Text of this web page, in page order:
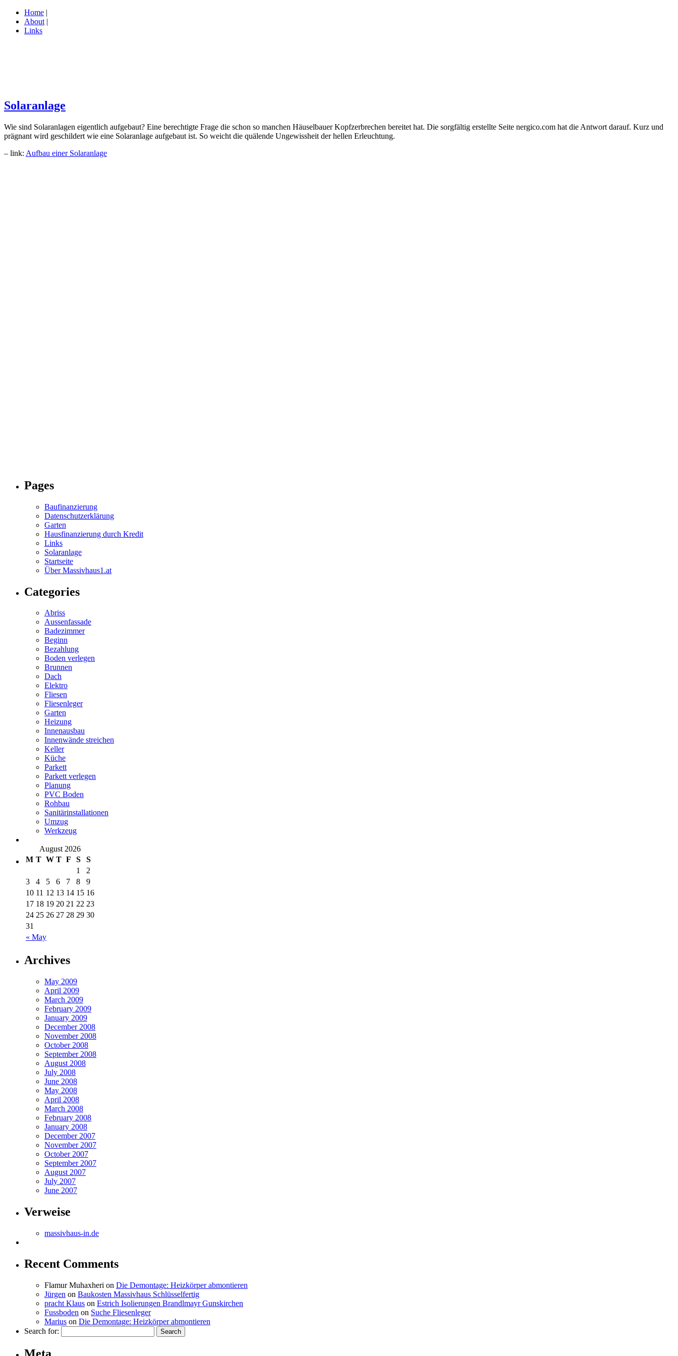
Home |
About |
Links
Solaranlage
Wie sind Solaranlagen eigentlich aufgebaut? Eine berechtigte Frage die schon so manchen Häuselbauer Kopfzerbrechen bereitet hat. Die sorgfältig erstellte Seite nergico.com hat die Antwort darauf. Kurz und
prägnant wird geschildert wie eine Solaranlage aufgebaut ist. So weicht die quälende Ungewissheit der hellen Erleuchtung.
– link: Aufbau einer Solaranlage
Pages
Baufinanzierung
Datenschutzerklärung
Garten
Hausfinanzierung durch Kredit
Links
Solaranlage
Startseite
Über Massivhaus1.at
Categories
Abriss
Aussenfassade
Badezimmer
Beginn
Bezahlung
Boden verlegen
Brunnen
Dach
Elektro
Fliesen
Fliesenleger
Garten
Heizung
Innenausbau
Innenwände streichen
Keller
Küche
Parkett
Parkett verlegen
Planung
PVC Boden
Rohbau
Sanitärinstallationen
Umzug
Werkzeug
August 2026
M T W T F S S
« May
1
2
3
4 5 6 7 8
9
10 11 12 13 14 15 16
17 18 19 20 21 22 23
24 25 26 27 28 29 30
31
Archives
May 2009
April 2009
March 2009
February 2009
January 2009
December 2008
November 2008
October 2008
September 2008
August 2008
July 2008
June 2008
May 2008
April 2008
March 2008
February 2008
January 2008
December 2007
November 2007
October 2007
September 2007
August 2007
July 2007
June 2007
Verweise
massivhaus-in.de
Recent Comments
Flamur Muhaxheri on Die Demontage: Heizkörper abmontieren
Jürgen on Baukosten Massivhaus Schlüsselfertig
pracht Klaus on Estrich Isolierungen Brandlmayr Gunskirchen
Fussboden on Suche Fliesenleger
Marius on Die Demontage: Heizkörper abmontieren
Search for:
Meta